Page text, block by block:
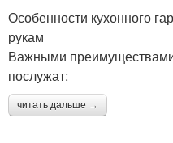
Особенности кухонного
рукам
Важными
послужат:
читать дальше →